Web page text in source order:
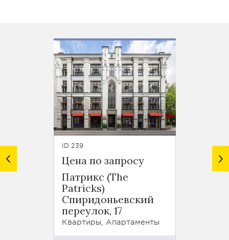
ID 239
Цена по запросу
Патрикс (The
Patricks)
Спиридоньевский
переулок, 17
Квартиры, Апартаменты
ID 178